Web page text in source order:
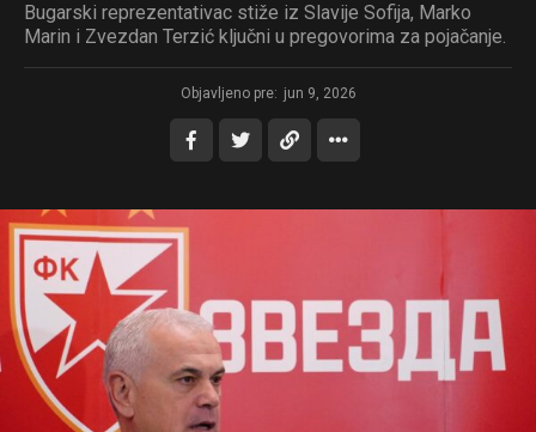
Bugarski reprezentativac stiže iz Slavije Sofija, Marko
Marin i Zvezdan Terzić ključni u pregovorima za pojačanje.
Objavljeno pre: jun 9, 2026